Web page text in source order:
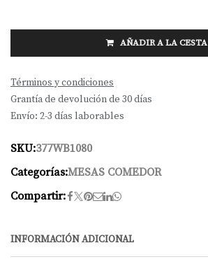
AÑADIR A LA CESTA
Términos y condiciones
Grantía de devolución de 30 días
Envío: 2-3 días laborables
SKU:377WB1080
Categorías:MESAS COMEDOR
Compartir:
INFORMACIÓN ADICIONAL